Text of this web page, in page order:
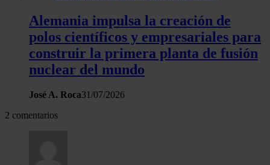
Alemania impulsa la creación de
polos científicos y empresariales para
construir la primera planta de fusión
nuclear del mundo
José A. Roca31/07/2026
2 comentarios